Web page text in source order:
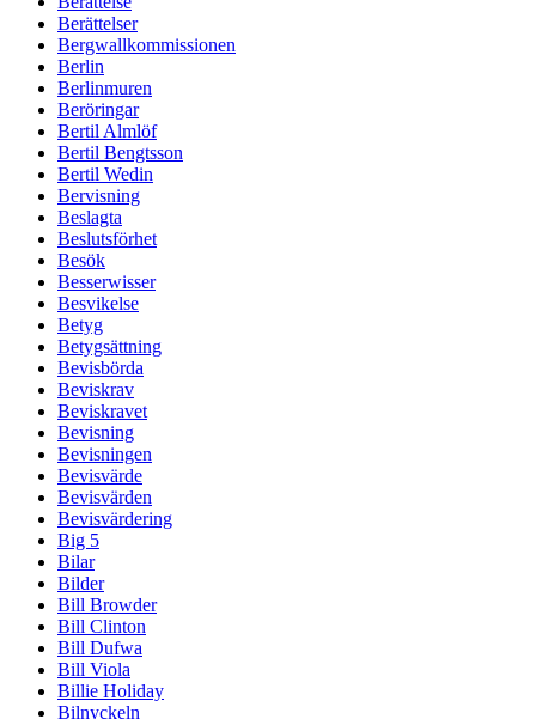
Berättelser
Bergwallkommissionen
Berlin
Berlinmuren
Beröringar
Bertil Almlöf
Bertil Bengtsson
Bertil Wedin
Bervisning
Beslagta
Beslutsförhet
Besök
Besserwisser
Besvikelse
Betyg
Betygsättning
Bevisbörda
Beviskrav
Beviskravet
Bevisning
Bevisningen
Bevisvärde
Bevisvärden
Bevisvärdering
Big 5
Bilar
Bilder
Bill Browder
Bill Clinton
Bill Dufwa
Bill Viola
Billie Holiday
Bilnyckeln